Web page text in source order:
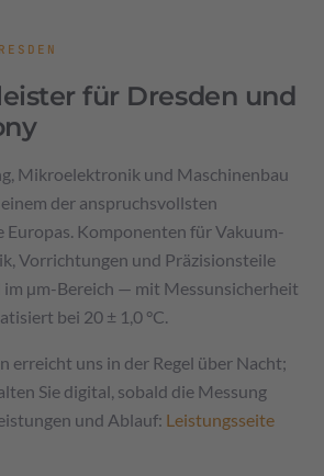
für Dresden und
Mikroelektronik und Maschinenbau
der anspruchsvollsten
Komponenten für Vakuum-
Vorrichtungen und Präzisionsteile
µm-Bereich — mit Messunsicherheit
bei 20 ± 1,0 °C.
erreicht uns in der Regel über Nacht;
Sie digital, sobald die Messung
und Ablauf: Leistungsseite